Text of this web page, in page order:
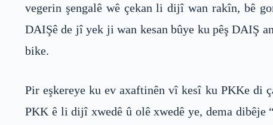
vegerin şengalê wê çekan li dijî wan rakîn, bê
DAIŞê de jî yek ji wan kesan bûye ku pêş DAIŞ
bike.
Pir eşkereye ku ev axaftinên vî kesî ku PKKe di
PKK ê li dijî xwedê û olê xwedê ye, dema dibêje